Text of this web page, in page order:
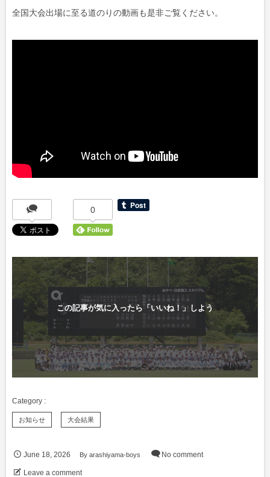
全国大会出場に至る道のりの動画も是非ご覧ください。
0
この記事が気に入ったら「いいね！」しよう
お知らせ 大会結果
June 18 ,2026 Byarashiyama-boys No comment
Leave a comment